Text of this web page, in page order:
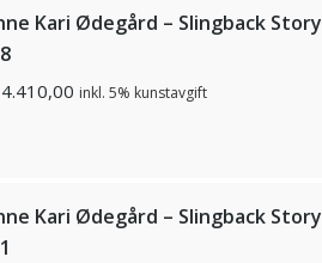
Kari Ødegård – Slingback Story
4.410,00 inkl. 5% kunstavgift
Kari Ødegård – Slingback Story